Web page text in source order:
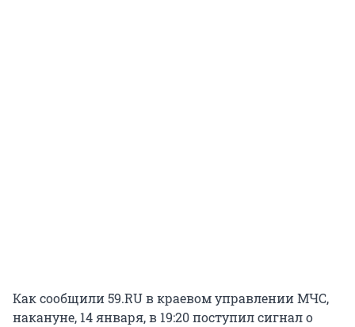
Как сообщили 59.RU в краевом управлении МЧС,
накануне, 14 января, в 19:20 поступил сигнал о